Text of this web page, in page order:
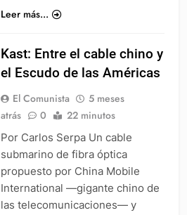
Leer más...
Kast: Entre el cable chino y
el Escudo de las Américas
El Comunista
5 meses
atrás
0 22 minutos
Por Carlos Serpa Un cable
submarino de fibra óptica
propuesto por China Mobile
International —gigante chino de
las telecomunicaciones— y